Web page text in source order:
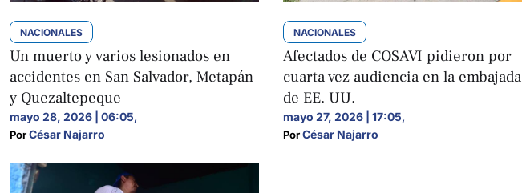
NACIONALES
Un muerto y varios lesionados en
accidentes en San Salvador, Metapán
y Quezaltepeque
mayo 28, 2026 | 06:05,
Por César Najarro
NACIONALES
Afectados de COSAVI pidieron por
cuarta vez audiencia en la embajada
de EE. UU.
mayo 27, 2026 | 17:05,
Por César Najarro